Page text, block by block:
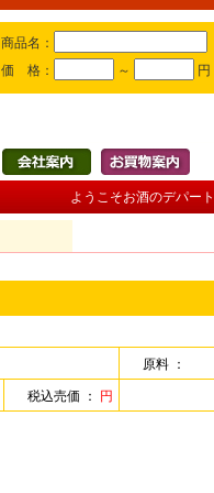
商品名：
価 格：
～ 円
ようこそお酒のデパート
原料 ：
税込売価 ：
円